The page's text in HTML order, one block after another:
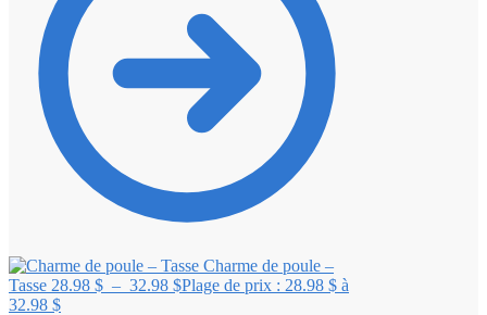
Charme de poule –
Tasse 28.98 $ – 32.98 $Plage de prix : 28.98 $ à
32.98 $